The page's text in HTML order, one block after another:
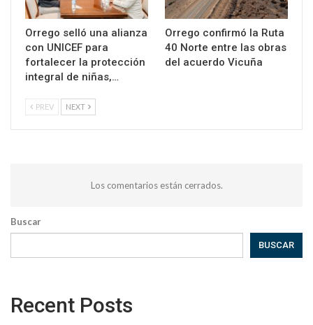
Orrego selló una alianza
con UNICEF para
fortalecer la protección
integral de niñas,…
Orrego confirmó la Ruta
40 Norte entre las obras
del acuerdo Vicuña
PREV NEXT
Los comentarios están cerrados.
Buscar
BUSCAR
Recent Posts